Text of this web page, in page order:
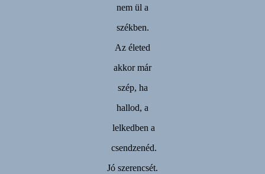
nem ül a
székben.
Az életed
akkor már
szép, ha
hallod, a
lelkedben a
csendzenéd.
Jó szerencsét.